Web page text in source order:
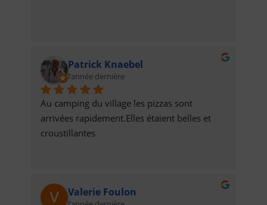
Patrick Knaebel
l’année dernière
Au camping du village les pizzas sont
arrivées rapidement.Elles étaient belles et
croustillantes
Valerie Foulon